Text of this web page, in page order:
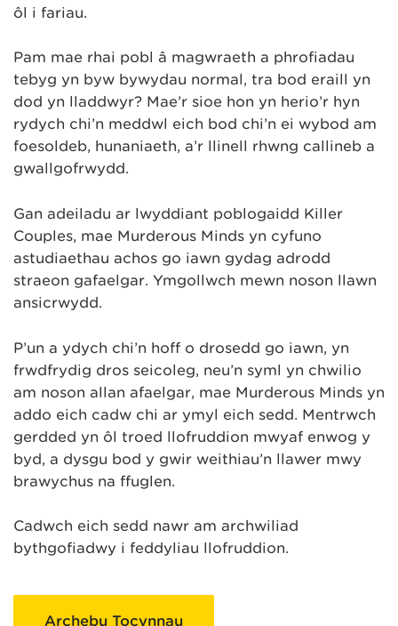
ôl i fariau.
Pam mae rhai pobl â magwraeth a phrofiadau
tebyg yn byw bywydau normal, tra bod eraill yn
dod yn lladdwyr? Mae’r sioe hon yn herio’r hyn
rydych chi’n meddwl eich bod chi’n ei wybod am
foesoldeb, hunaniaeth, a’r llinell rhwng callineb a
gwallgofrwydd.
Gan adeiladu ar lwyddiant poblogaidd Killer
Couples, mae Murderous Minds yn cyfuno
astudiaethau achos go iawn gydag adrodd
straeon gafaelgar. Ymgollwch mewn noson llawn
ansicrwydd.
P’un a ydych chi’n hoff o drosedd go iawn, yn
frwdfrydig dros seicoleg, neu’n syml yn chwilio
am noson allan afaelgar, mae Murderous Minds yn
addo eich cadw chi ar ymyl eich sedd. Mentrwch
gerdded yn ôl troed llofruddion mwyaf enwog y
byd, a dysgu bod y gwir weithiau’n llawer mwy
brawychus na ffuglen.
Cadwch eich sedd nawr am archwiliad
bythgofiadwy i feddyliau llofruddion.
Archebu Tocynnau